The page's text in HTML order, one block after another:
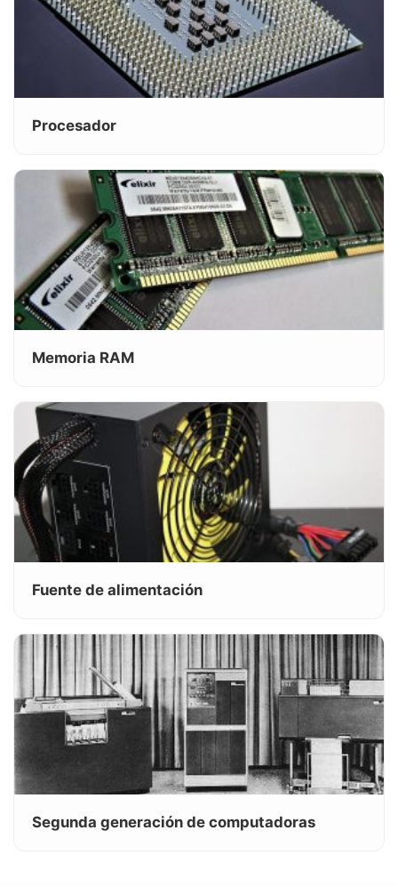
Procesador
Memoria RAM
Fuente de alimentación
Segunda generación de computadoras